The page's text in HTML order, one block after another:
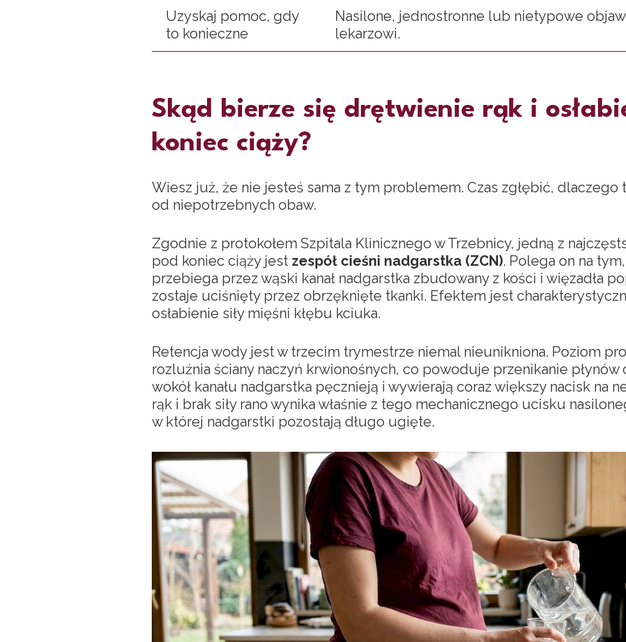
Uzyskaj pomoc, gdy
to konieczne
Nasilone, jednostronne lub nietypowe
lekarzowi.
Skąd bierze się drętwienie rąk i
koniec ciąży?
Wiesz już, że nie jesteś sama z tym problemem. Czas zgłębić,
od niepotrzebnych obaw.
Zgodnie z protokołem Szpitala Klinicznego w Trzebnicy, jedną z
pod koniec ciąży jest zespół cieśni nadgarstka (ZCN). Polega on na
przebiega przez wąski kanał nadgarstka zbudowany z kości i więzadła
zostaje uciśnięty przez obrzęknięte tkanki. Efektem jest
osłabienie siły mięśni kłębu kciuka.
Retencja wody jest w trzecim trymestrze niemal nieunikniona. Poziom
rozluźnia ściany naczyń krwionośnych, co powoduje przenikanie
wokół kanału nadgarstka pęcznieją i wywierają coraz większy nacisk na
rąk i brak siły rano wynika właśnie z tego mechanicznego ucisku
w której nadgarstki pozostają długo ugięte.